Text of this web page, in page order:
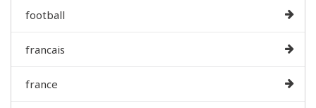
football
francais
france